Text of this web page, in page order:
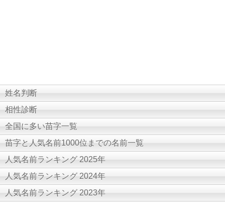
姓名判断
相性診断
全国に多い苗字一覧
苗字と人気名前1000位までの名前一覧
人気名前ランキング 2025年
人気名前ランキング 2024年
人気名前ランキング 2023年